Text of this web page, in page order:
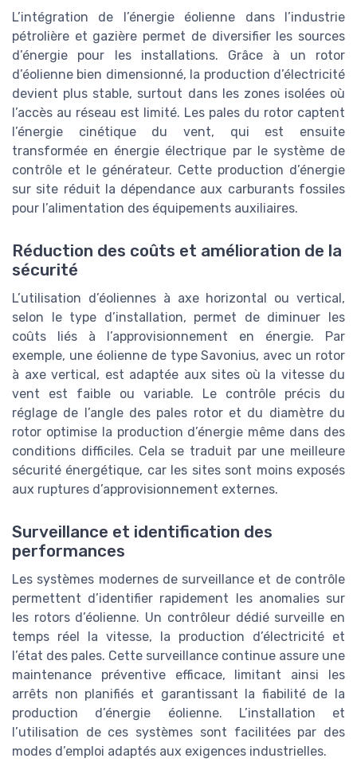
L’intégration de l’énergie éolienne dans l’industrie
pétrolière et gazière permet de diversifier les sources
d’énergie pour les installations. Grâce à un rotor
d’éolienne bien dimensionné, la production d’électricité
devient plus stable, surtout dans les zones isolées où
l’accès au réseau est limité. Les pales du rotor captent
l’énergie cinétique du vent, qui est ensuite
transformée en énergie électrique par le système de
contrôle et le générateur. Cette production d’énergie
sur site réduit la dépendance aux carburants fossiles
pour l’alimentation des équipements auxiliaires.
Réduction des coûts et amélioration de la
sécurité
L’utilisation d’éoliennes à axe horizontal ou vertical,
selon le type d’installation, permet de diminuer les
coûts liés à l’approvisionnement en énergie. Par
exemple, une éolienne de type Savonius, avec un rotor
à axe vertical, est adaptée aux sites où la vitesse du
vent est faible ou variable. Le contrôle précis du
réglage de l’angle des pales rotor et du diamètre du
rotor optimise la production d’énergie même dans des
conditions difficiles. Cela se traduit par une meilleure
sécurité énergétique, car les sites sont moins exposés
aux ruptures d’approvisionnement externes.
Surveillance et identification des
performances
Les systèmes modernes de surveillance et de contrôle
permettent d’identifier rapidement les anomalies sur
les rotors d’éolienne. Un contrôleur dédié surveille en
temps réel la vitesse, la production d’électricité et
l’état des pales. Cette surveillance continue assure une
maintenance préventive efficace, limitant ainsi les
arrêts non planifiés et garantissant la fiabilité de la
production d’énergie éolienne. L’installation et
l’utilisation de ces systèmes sont facilitées par des
modes d’emploi adaptés aux exigences industrielles.